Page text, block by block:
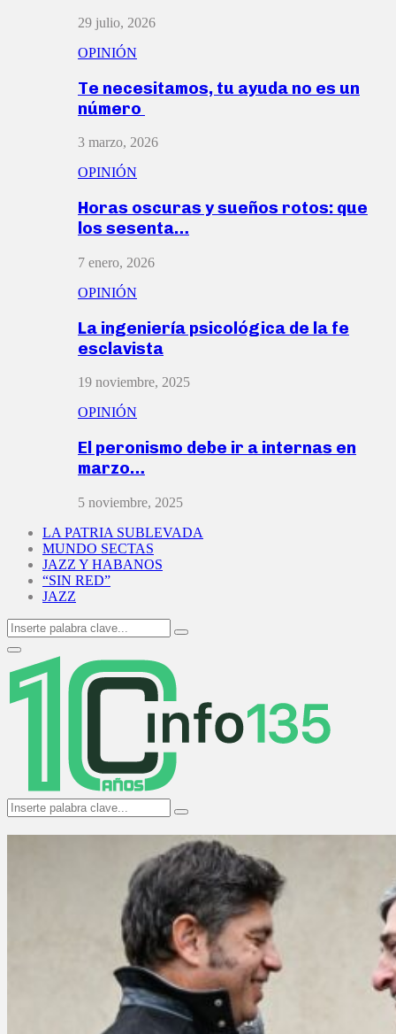
29 julio, 2026
OPINIÓN
Te necesitamos, tu ayuda no es un
número
3 marzo, 2026
OPINIÓN
Horas oscuras y sueños rotos: que
los sesenta…
7 enero, 2026
OPINIÓN
La ingeniería psicológica de la fe
esclavista
19 noviembre, 2025
OPINIÓN
El peronismo debe ir a internas en
marzo…
5 noviembre, 2025
LA PATRIA SUBLEVADA
MUNDO SECTAS
JAZZ Y HABANOS
“SIN RED”
JAZZ
Search
for:
Search
Primary
Menu
Search
for:
Search